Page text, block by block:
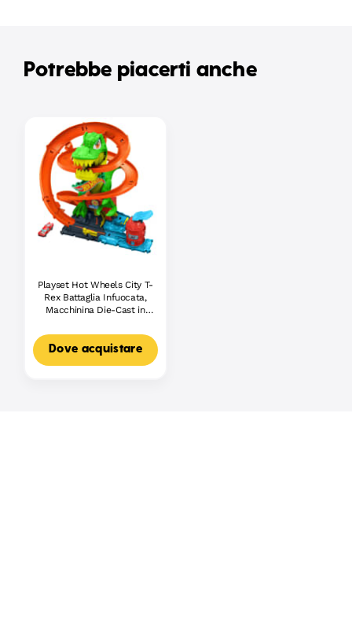
Potrebbe piacerti anche
Playset Hot Wheels City T-
Rex Battaglia Infuocata,
Macchinina Die-Cast in
Nemico
Dove acquistare